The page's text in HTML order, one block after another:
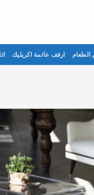
الطعام ارفف عائمة اكريليك